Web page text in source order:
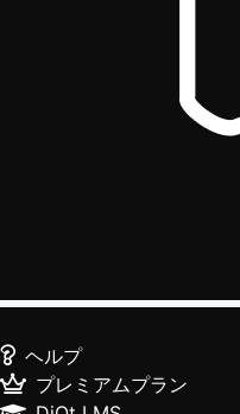
ヘルプ
プレミアムプラン